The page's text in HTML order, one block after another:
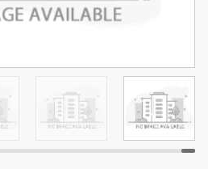
المعروض
اسم الوسيط
MOHAMMED ARSHAD SAIYED
5 أشهر +